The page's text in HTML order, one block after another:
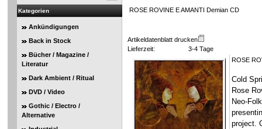
Kategorien
Ankündigungen
Back in Stock
Bücher / Magazine /
Literatur
Dark Ambient / Ritual
DVD / Video
Gothic / Electro /
Alternative
ROSE ROVINE E AMANTI Demian CD
Artikeldatenblatt drucken
Lieferzeit:
3-4 Tage
ROSE
Cold
Rose
Neo-
project.